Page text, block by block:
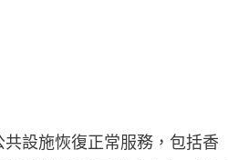
設施恢復正常服務，包括香